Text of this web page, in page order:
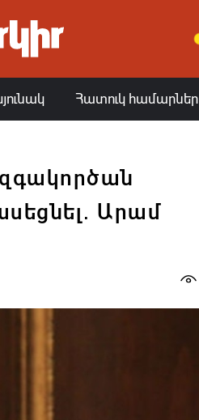
Հատուկ համարներ
Արամ